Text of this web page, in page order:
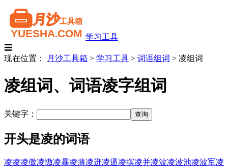
学习工具
☰
现在位置：
月沙工具箱 > 学习工具 > 词语组词 > 凌组词
凌组词、词语凌字组词
关键字：
开头是凌的词语
凌凌凌傲凌慠凌暴凌薄凌迸凌逼凌摈凌并凌波凌波池凌波军凌